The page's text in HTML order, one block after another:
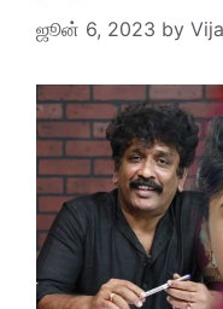
ஜூன் 6, 2023 by